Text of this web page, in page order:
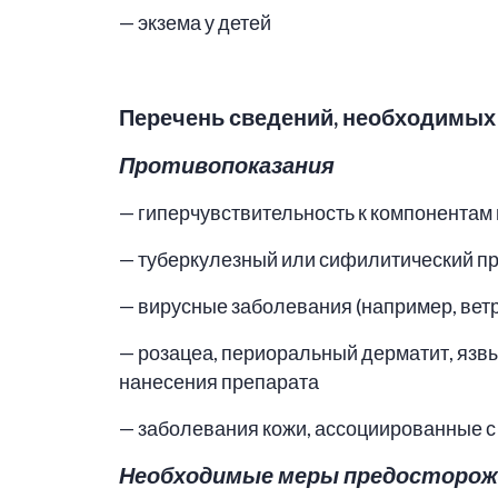
— экзема у детей
Перечень сведений,
Противопоказания
— гиперчувствительность к
— туберкулезный или сифилитический
— вирусные заболевания (например,
— розацеа, периоральный дерматит,
нанесения препарата
— заболевания кожи, ассоциированные
Необходимые меры